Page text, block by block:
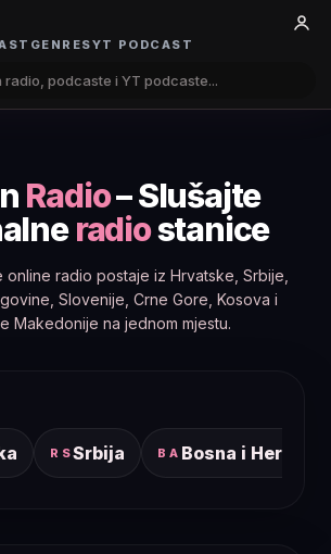
GENRESYT PODCAST
Radio– Slušajte
radiostanice
online radio postaje iz Hrvatske, Srbije,
Slovenije, Crne Gore, Kosova i
Makedonije na jednom mjestu.
RSSrbija BA Bosna i